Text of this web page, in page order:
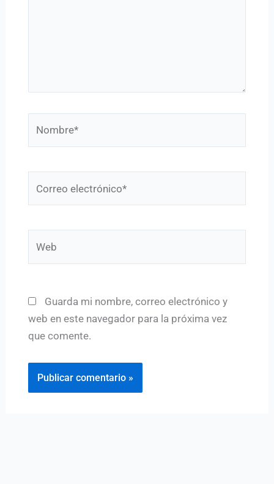
electrónico*
Guarda mi nombre, correo electrónico y
web en este navegador para la próxima vez
que comente.